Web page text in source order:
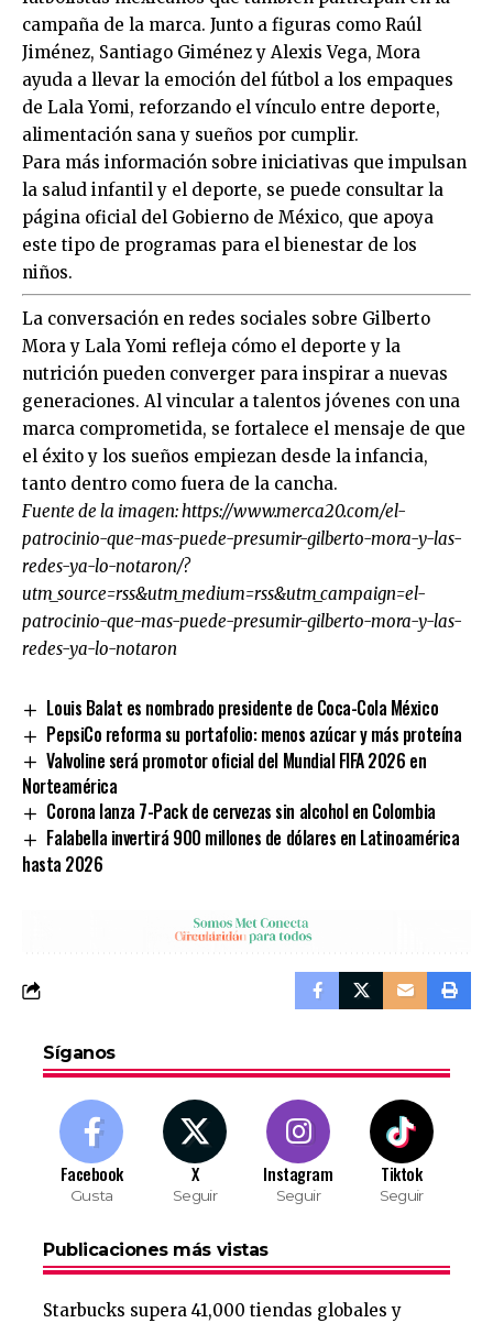
campaña de la marca. Junto a figuras como Raúl
Jiménez, Santiago Giménez y Alexis Vega, Mora
ayuda a llevar la emoción del fútbol a los empaques
de Lala Yomi, reforzando el vínculo entre deporte,
alimentación sana y sueños por cumplir.
Para más información sobre iniciativas que impulsan
la salud infantil y el deporte, se puede consultar la
página oficial del Gobierno de México, que apoya
este tipo de programas para el bienestar de los
niños.
La conversación en redes sociales sobre Gilberto
Mora y Lala Yomi refleja cómo el deporte y la
nutrición pueden converger para inspirar a nuevas
generaciones. Al vincular a talentos jóvenes con una
marca comprometida, se fortalece el mensaje de que
el éxito y los sueños empiezan desde la infancia,
tanto dentro como fuera de la cancha.
Fuente de la imagen:https://www.merca20.com/el-
patrocinio-que-mas-puede-presumir-gilberto-mora-y-las-
redes-ya-lo-notaron/?
utm_source=rss&utm_medium=rss&utm_campaign=el-
patrocinio-que-mas-puede-presumir-gilberto-mora-y-las-
redes-ya-lo-notaron
Louis Balat es nombrado presidente de Coca-Cola México
PepsiCo reforma su portafolio: menos azúcar y más proteína
Valvoline será promotor oficial del Mundial FIFA 2026 en
Norteamérica
Corona lanza 7-Pack de cervezas sin alcohol en Colombia
Falabella invertirá 900 millones de dólares en Latinoamérica
hasta 2026
Síganos
Facebook
Gusta
X
Seguir
Instagram
Seguir
Tiktok
Seguir
Publicaciones más vistas
Starbucks supera 41,000 tiendas globales y